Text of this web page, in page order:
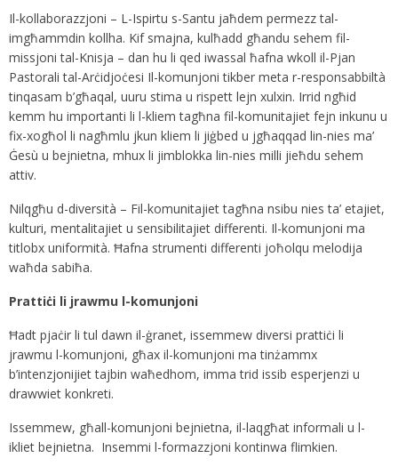
Il-kollaborazzjoni – L-Ispirtu s-Santu jaħdem permezz tal-
imgħammdin kollha. Kif smajna, kulħadd għandu sehem fil-
missjoni tal-Knisja – dan hu li qed iwassal ħafna wkoll il-Pjan
Pastorali tal-Arċidjoċesi Il-komunjoni tikber meta r-responsabbiltà
tinqasam b’għaqal, uuru stima u rispett lejn xulxin. Irrid ngħid
kemm hu importanti li l-kliem tagħna fil-komunitajiet fejn inkunu u
fix-xogħol li nagħmlu jkun kliem li jiġbed u jgħaqqad lin-nies ma’
Ġesù u bejnietna, mhux li jimblokka lin-nies milli jieħdu sehem
attiv.
Nilqgħu d-diversità – Fil-komunitajiet tagħna nsibu nies ta’ etajiet,
kulturi, mentalitajiet u sensibilitajiet differenti. Il-komunjoni ma
titlobx uniformità. Ħafna strumenti differenti joħolqu melodija
waħda sabiħa.
Prattiċi li jrawmu l-komunjoni
Ħadt pjaċir li tul dawn il-ġranet, issemmew diversi prattiċi li
jrawmu l-komunjoni, għax il-komunjoni ma tinżammx
b’intenzjonijiet tajbin waħedhom, imma trid issib esperjenzi u
drawwiet konkreti.
Issemmew, għall-komunjoni bejnietna, il-laqgħat informali u l-
ikliet bejnietna. Insemmi l-formazzjoni kontinwa flimkien.